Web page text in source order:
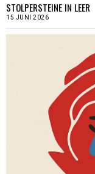
STOLPERSTEINE IN LEER
15 JUNI 2026